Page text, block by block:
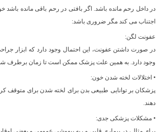
در داخل رحم مانده باشد. اگر بافتی در رحم باقی مانده
اجتناب می کند مگر ضروری باشد:
عفونت لگن:
در صورت داشتن عفونت، این احتمال وجود دارد که ابزار
وجود دارد. به همین علت پزشک ممکن است تا زمان برطرف
• اختلالات لخته شدن خون:
پزشکان بر توانایی طبیعی بدن برای لخته شدن برای متوقف
دهند.
• مشکلات پزشکی جدی: